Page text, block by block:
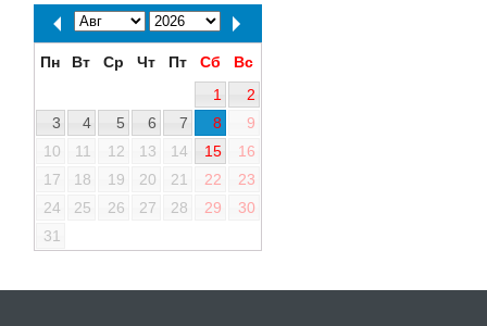
Пн Вт Ср Чт Пт Сб
Вс
1
2
3
4 5 6 7 8
9
10
11 12 13 14 15
16
17
18 19 20 21 22
23
24
25 26 27 28 29
30
31